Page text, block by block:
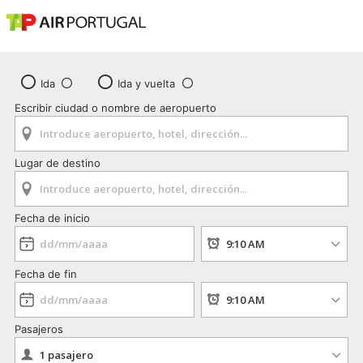
Ida
Ida y vuelta
Escribir ciudad o nombre de aeropuerto
Lugar de destino
Fecha de inicio
Fecha de fin
Pasajeros